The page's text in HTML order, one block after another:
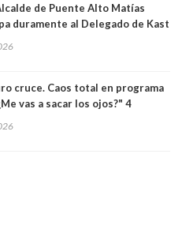
de Puente Alto Matías
duramente al Delegado de Kast
arrancando"
cruce. Caos total en programa
vas a sacar los ojos?" 4
que dejó ciego a Gustavo Gatica: